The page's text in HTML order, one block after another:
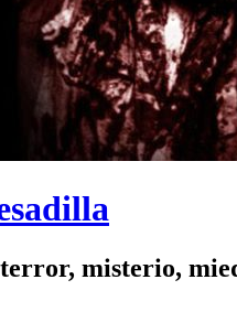
misterio,